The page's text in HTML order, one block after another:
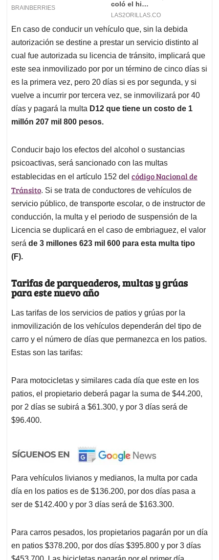
En caso de conducir un vehículo que, sin la debida
autorización se destine a prestar un servicio distinto al
cual fue autorizada su licencia de tránsito, implicará que
este sea inmovilizado por por un término de cinco días si
es la primera vez, pero 20 días si es por segunda, y si
vuelve a incurrir por tercera vez, se inmovilizará por 40
días y pagará la multa D12 que tiene un costo de 1
millón 207 mil 800 pesos.
Conducir bajo los efectos del alcohol o sustancias
psicoactivas, será sancionado con las multas
establecidas en el artículo 152 del código Nacional de
Tránsito. Si se trata de conductores de vehículos de
servicio público, de transporte escolar, o de instructor de
conducción, la multa y el periodo de suspensión de la
Licencia se duplicará en el caso de embriaguez, el valor
será de 3 millones 623 mil 600 para esta multa tipo
(F).
Tarifas de parqueaderos, multas y grúas
para este nuevo año
Las tarifas de los servicios de patios y grúas por la
inmovilización de los vehículos dependerán del tipo de
carro y el número de días que permanezca en los patios.
Estas son las tarifas:
Para motocicletas y similares cada día que este en los
patios, el propietario deberá pagar la suma de $44.200,
por 2 días se subirá a $61.300, y por 3 días será de
$96.400.
Para vehículos livianos y medianos, la multa por cada
día en los patios es de $136.200, por dos días pasa a
ser de $142.400 y por 3 días será de $163.300.
Para carros pesados, los propietarios pagarán por un día
en patios $378.200, por dos días $395.800 y por 3 días